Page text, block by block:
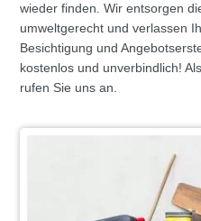
wieder finden. Wir entsorgen
umweltgerecht und verlassen
Besichtigung und
kostenlos und unverbindlich!
rufen Sie uns an.